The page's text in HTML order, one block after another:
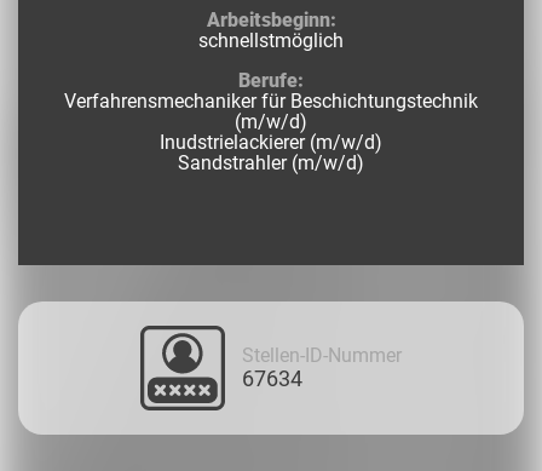
Arbeitsbeginn:
schnellstmöglich
Berufe:
Verfahrensmechaniker für Beschichtungstechnik
(m/w/d)
Inudstrielackierer (m/w/d)
Sandstrahler (m/w/d)
Stellen-ID-Nummer
67634